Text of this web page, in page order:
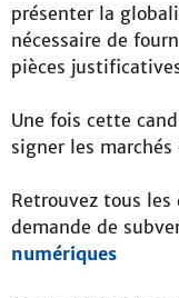
présenter la
nécessaire de
pièces
Une fois cette
signer les
Retrouvez tous
demande de
numériques